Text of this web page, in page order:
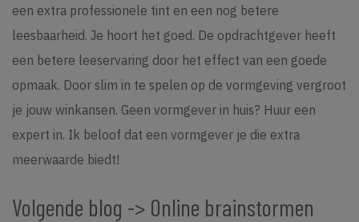
een extra professionele tint en een nog betere
leesbaarheid. Je hoort het goed. De opdrachtgever heeft
een betere leeservaring door het effect van een goede
opmaak. Door slim in te spelen op de vormgeving vergroot
je jouw winkansen. Geen vormgever in huis? Huur een
expert in. Ik beloof dat een vormgever je die extra
meerwaarde biedt!
Volgende blog -> Online brainstormen